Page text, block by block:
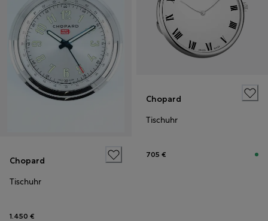
Chopard
Tischuhr
1.450 €
Chopard
Tischuhr
705 €